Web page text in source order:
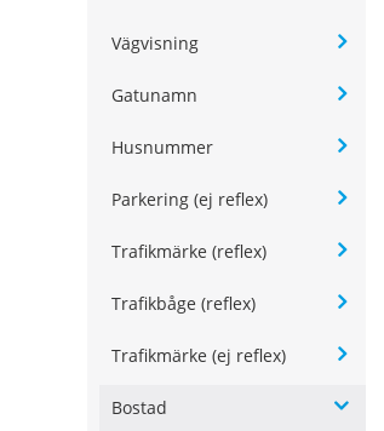
Vägvisning
Gatunamn
Husnummer
Parkering (ej reflex)
Trafikmärke (reflex)
Trafikbåge (reflex)
Trafikmärke (ej reflex)
Bostad